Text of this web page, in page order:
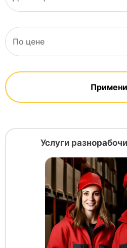
По цене
Услуги